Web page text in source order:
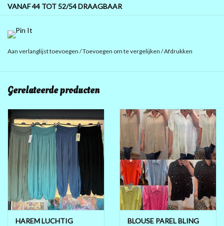
VANAF 44 TOT 52/54 DRAAGBAAR
Aan verlanglijst toevoegen /Toevoegen om te vergelijken /Afdrukken
Gerelateerde producten
HAREM LUCHTIG
BLOUSE PAREL BLING